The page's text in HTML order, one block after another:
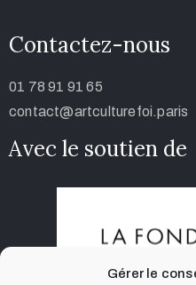
Gérer le
Contactez-nous
01 78 91 91 65
contact@artculturefoi.paris
Avec le soutien de